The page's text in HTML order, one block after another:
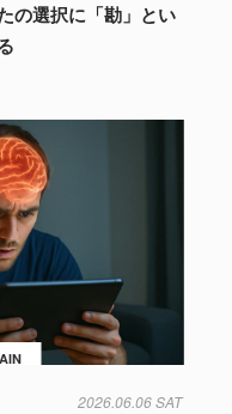
の選択に「勘」とい
2026.06.06 SAT